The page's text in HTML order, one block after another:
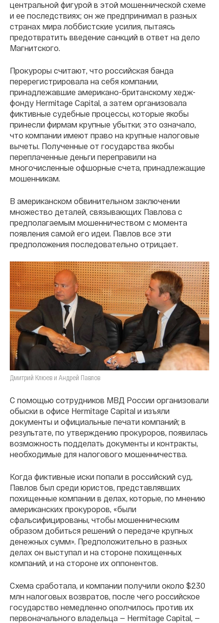
центральной фигурой в этой мошеннической схеме
и ее последствиях; он же предпринимал в разных
странах мира лоббистские усилия, пытаясь
предотвратить введение санкций в ответ на дело
Магнитского.
Прокуроры считают, что российская банда
перерегистрировала на себя компании,
принадлежавшие американо-британскому хедж-
фонду Hermitage Capital, а затем организовала
фиктивные судебные процессы, которые якобы
принесли фирмам крупные убытки; это означало,
что компании имеют право на крупные налоговые
вычеты. Полученные от государства якобы
переплаченные деньги переправили на
многочисленные офшорные счета, принадлежащие
мошенникам.
В американском обвинительном заключении
множество деталей, связывающих Павлова с
предполагаемым мошенничеством с момента
появления самой его идеи. Павлов все эти
предположения последовательно отрицает.
Дмитрий Клюев и Андрей Павлов
С помощью сотрудников МВД России организовали
обыски в офисе Hermitage Capital и изъяли
документы и официальные печати компаний; в
результате, по утверждению прокуроров, появилась
возможность подделать документы и контракты,
необходимые для налогового мошенничества.
Когда фиктивные иски попали в российский суд,
Павлов был среди юристов, представлявших
похищенные компании в делах, которые, по мнению
американских прокуроров, «были
сфальсифицированы, чтобы мошенническим
образом добиться решений о передаче крупных
денежных сумм». Предположительно в разных
делах он выступал и на стороне похищенных
компаний, и на стороне их оппонентов.
Схема сработала, и компании получили около $230
млн налоговых возвратов, после чего российское
государство немедленно ополчилось против их
первоначального владельца — Hermitage Capital, —